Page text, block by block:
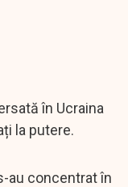
în Ucraina
la putere.
au concentrat în